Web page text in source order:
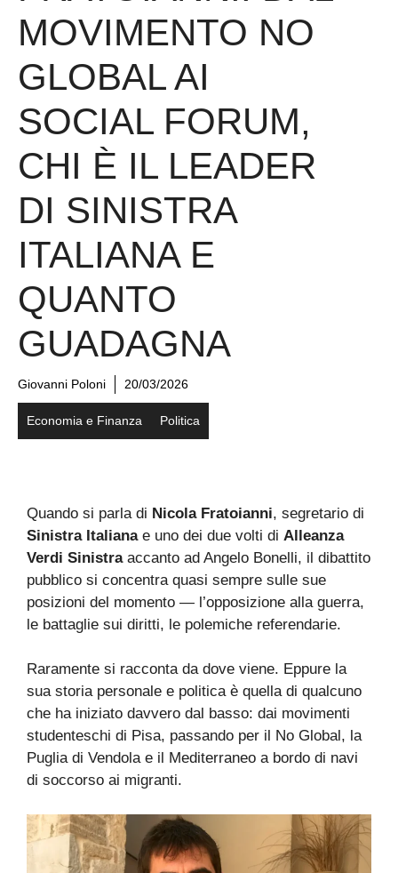
MOVIMENTO NO
GLOBAL AI
SOCIAL FORUM,
CHI È IL LEADER
DI SINISTRA
ITALIANA E
QUANTO
GUADAGNA
Giovanni Poloni 20/03/2026
Economia e Finanza Politica
Quando si parla di Nicola Fratoianni, segretario di
Sinistra Italianae uno dei due volti di Alleanza
Verdi Sinistraaccanto ad Angelo Bonelli, il dibattito
pubblico si concentra quasi sempre sulle sue
posizioni del momento — l’opposizione alla guerra,
le battaglie sui diritti, le polemiche referendarie.
Raramente si racconta da dove viene. Eppure la
sua storia personale e politica è quella di qualcuno
che ha iniziato davvero dal basso: dai movimenti
studenteschi di Pisa, passando per il No Global, la
Puglia di Vendola e il Mediterraneo a bordo di navi
di soccorso ai migranti.